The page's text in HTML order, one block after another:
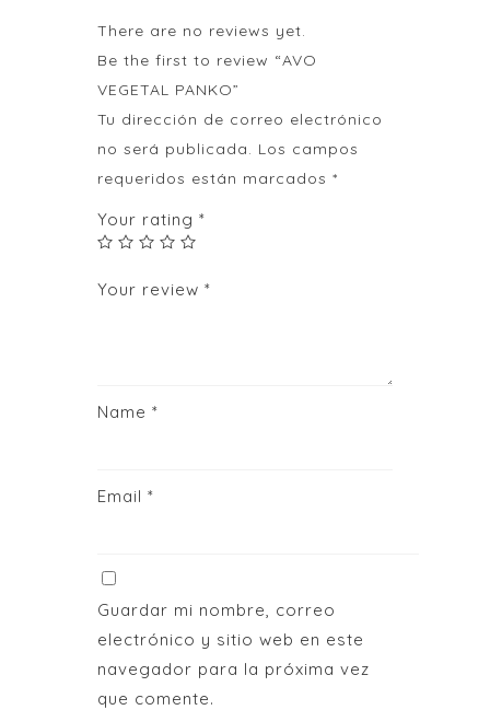
There are no reviews yet.
Be the first to review “AVO
VEGETAL PANKO”
Tu dirección de correo electrónico
no será publicada. Los campos
requeridos están marcados *
Your rating *
Your review *
Name *
Email *
Guardar mi nombre, correo
electrónico y sitio web en este
navegador para la próxima vez
que comente.